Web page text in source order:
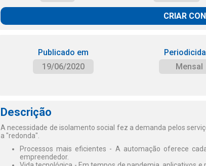
CRIAR
Publicado em
19/06/2020
Mensal
Descrição
A necessidade de isolamento social fez a demanda pelos
a "redonda".
Processos mais eficientes - A automação oferece
empreendedor.